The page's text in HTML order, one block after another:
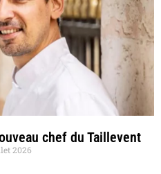
chef du Taillevent
2026